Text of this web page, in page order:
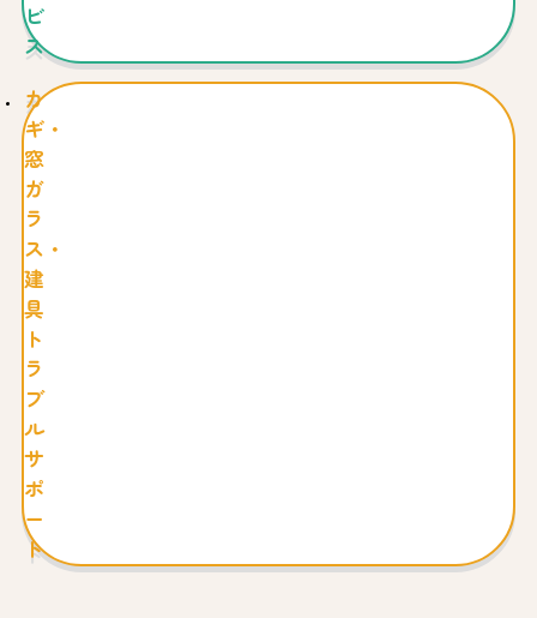
ビ
ス
カ
ギ・
窓
ガ
ラ
ス・
建
具
ト
ラ
ブ
ル
サ
ポ
ー
ト